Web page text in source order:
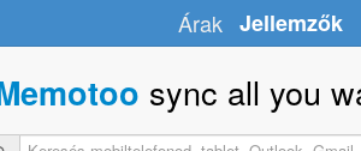
Árak Jellemzők
sync all you